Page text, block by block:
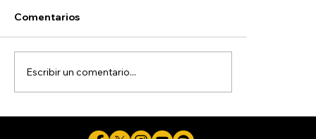
Comentarios
Escribir un comentario...